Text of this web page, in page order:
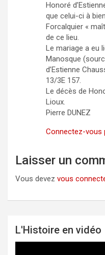
Honoré
que celui-ci à
Forcalquier «
de ce lieu.
Le mariage a eu
Manosque
d’Estienne
13/3E 157.
Le décès de
Lioux.
Pierre DUNEZ
Connectez-vous
Laisser un
Vous devez vous
L'Histoire en vidéo